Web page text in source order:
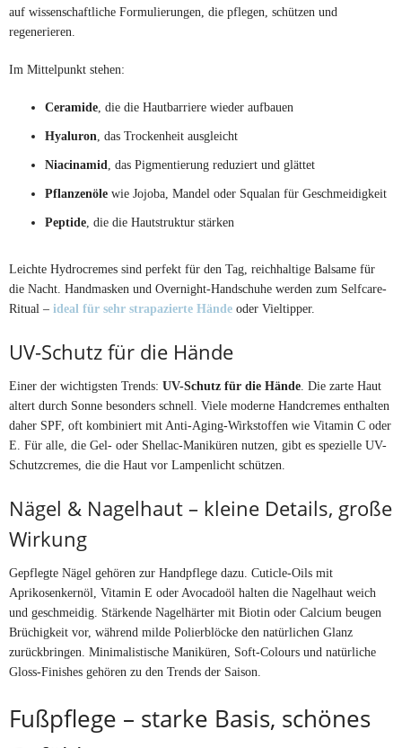
auf wissenschaftliche Formulierungen, die pflegen, schützen und
regenerieren.
Im Mittelpunkt stehen:
Ceramide , die die Hautbarriere wieder aufbauen
Hyaluron , das Trockenheit ausgleicht
Niacinamid , das Pigmentierung reduziert und glättet
Pflanzenöle wie Jojoba, Mandel oder Squalan für Geschmeidigkeit
Peptide , die die Hautstruktur stärken
Leichte Hydrocremes sind perfekt für den Tag, reichhaltige Balsame für
die Nacht. Handmasken und Overnight-Handschuhe werden zum Selfcare-
Ritual – ideal für sehr strapazierte Hände oder Vieltipper.
UV-Schutz für die Hände
Einer der wichtigsten Trends: UV-Schutz für die Hände . Die zarte Haut
altert durch Sonne besonders schnell. Viele moderne Handcremes enthalten
daher SPF, oft kombiniert mit Anti-Aging-Wirkstoffen wie Vitamin C oder
E. Für alle, die Gel- oder Shellac-Maniküren nutzen, gibt es spezielle UV-
Schutzcremes, die die Haut vor Lampenlicht schützen.
Nägel & Nagelhaut – kleine Details, große
Wirkung
Gepflegte Nägel gehören zur Handpflege dazu. Cuticle-Oils mit
Aprikosenkernöl, Vitamin E oder Avocadoöl halten die Nagelhaut weich
und geschmeidig. Stärkende Nagelhärter mit Biotin oder Calcium beugen
Brüchigkeit vor, während milde Polierblöcke den natürlichen Glanz
zurückbringen. Minimalistische Maniküren, Soft-Colours und natürliche
Gloss-Finishes gehören zu den Trends der Saison.
Fußpflege – starke Basis, schönes